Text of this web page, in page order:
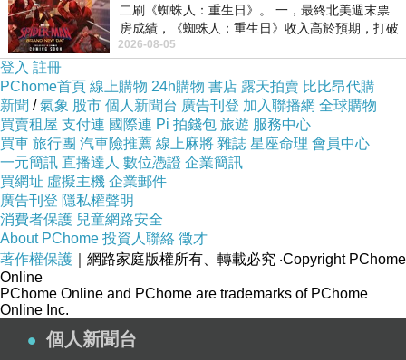
後來慢慢變成學會挑掉，
一些關係，一些習慣，
一些一直以為重要的東西，
其實只是佔著位置。
她的短髮貼著耳邊，
乾淨自然，沒有刻意整理，
反而讓人覺得少了一點重量。
她看了一圈，沒有多說什麼，
只在看完陽台後說了聲謝謝。
二刷《蜘蛛人：重生日》。.一，最終北美週末票
房成績，《蜘蛛人：重生日》收入高於預期，打破
《復仇者聯盟：終局之戰》記錄，成為
2026-08-05
登入 註冊
PChome首頁 線上購物 24h購物 書店 露天拍賣 比比昂代購
新聞 /氣象 股市 個人新聞台 廣告刊登 加入聯播網 全球購物
買賣租屋 支付連 國際連 Pi 拍錢包 旅遊 服務中心
買車 旅行團 汽車險推薦 線上麻將 雜誌 星座命理 會員中心
一元簡訊 直播達人 數位憑證 企業簡訊
買網址 虛擬主機 企業郵件
廣告刊登 隱私權聲明
消費者保護 兒童網路安全
About PChome 投資人聯絡 徵才
著作權保護 ｜網路家庭版權所有、轉載必究 ‧Copyright PChome
Online
PChome Online and PChome are trademarks of PChome
Online Inc.
個人新聞台